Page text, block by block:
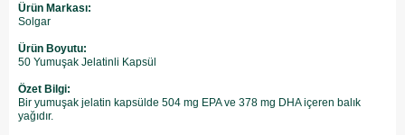
Ürün Markası:
Solgar
Ürün Boyutu:
50 Yumuşak Jelatinli Kapsül
Özet Bilgi:
Bir yumuşak jelatin kapsülde 504 mg EPA ve 378 mg DHA içeren balık
yağıdır.